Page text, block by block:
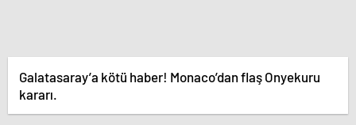
Galatasaray’a kötü haber! Monaco’dan flaş Onyekuru
kararı.